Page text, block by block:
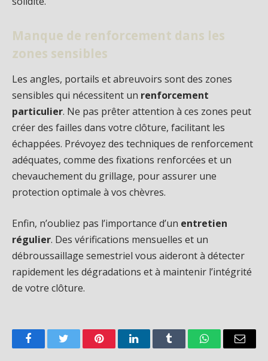
Manque de renforcement dans les
zones sensibles
Les angles, portails et abreuvoirs sont des zones
sensibles qui nécessitent un renforcement
particulier. Ne pas prêter attention à ces zones peut
créer des failles dans votre clôture, facilitant les
échappées. Prévoyez des techniques de renforcement
adéquates, comme des fixations renforcées et un
chevauchement du grillage, pour assurer une
protection optimale à vos chèvres.
Enfin, n’oubliez pas l’importance d’un entretien
régulier. Des vérifications mensuelles et un
débroussaillage semestriel vous aideront à détecter
rapidement les dégradations et à maintenir l’intégrité
de votre clôture.
FacebookTwitter PinterestLinkedInTumblr WhatsAppEmail